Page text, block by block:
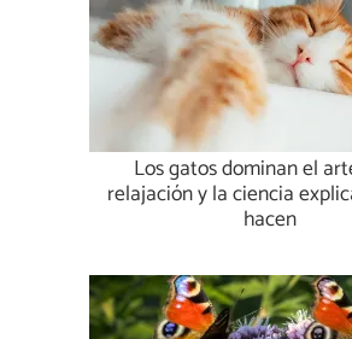
Los gatos dominan el
relajación y la ciencia
hacen